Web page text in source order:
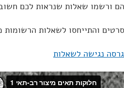
ורשמו שאלות שנראות לכם
והתייחסו לשאלות
נגישה לשאלות